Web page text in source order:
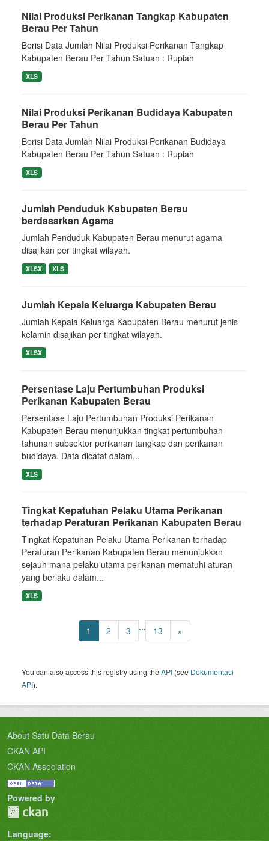
Nilai Produksi Perikanan Tangkap Kabupaten
Berau Per Tahun
Berisi Data Jumlah Nilai Produksi Perikanan Tangkap
Kabupaten Berau Per Tahun Satuan : Rupiah
XLS
Nilai Produksi Perikanan Budidaya Kabupaten
Berau Per Tahun
Berisi Data Jumlah Nilai Produksi Perikanan Budidaya
Kabupaten Berau Per Tahun Satuan : Rupiah
XLS
Jumlah Penduduk Kabupaten Berau
berdasarkan Agama
Jumlah Penduduk Kabupaten Berau menurut agama
disajikan per tingkat wilayah.
XLSX XLS
Jumlah Kepala Keluarga Kabupaten Berau
Jumlah Kepala Keluarga Kabupaten Berau menurut jenis
kelamin disajikan per tingkat wilayah.
XLSX
Persentase Laju Pertumbuhan Produksi
Perikanan Kabupaten Berau
Persentase Laju Pertumbuhan Produksi Perikanan
Kabupaten Berau menunjukkan tingkat pertumbuhan
tahunan subsektor perikanan tangkap dan perikanan
budidaya. Data dicatat dalam...
XLS
Tingkat Kepatuhan Pelaku Utama Perikanan
terhadap Peraturan Perikanan Kabupaten Berau
Tingkat Kepatuhan Pelaku Utama Perikanan terhadap
Peraturan Perikanan Kabupaten Berau menunjukkan
sejauh mana pelaku utama perikanan mematuhi aturan
yang berlaku dalam...
XLS
1 2 3 ... 13 »
You can also access this registry using theAPI (see Dokumentasi
API).
About Satu Data Berau
CKAN API
CKAN Association
Powered by
Language